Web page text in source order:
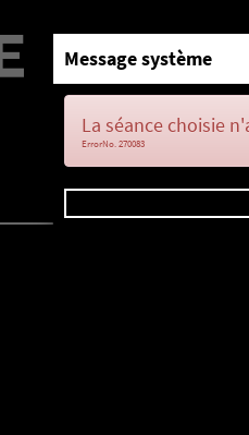
Message système
La séance choisie
ErrorNo. 270083